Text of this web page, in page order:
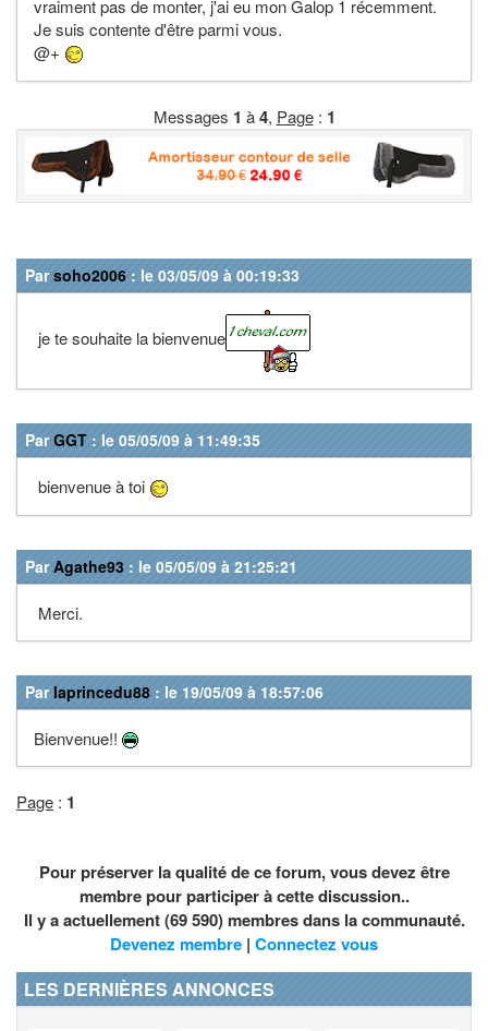
vraiment pas de monter, j'ai eu mon Galop 1 récemment.
Je suis contente d'être parmi vous.
@+
Messages 1 à4, Page: 1
Parsoho2006 : le 03/05/09 à 00:19:33
je te souhaite la bienvenue
ParGGT : le 05/05/09 à 11:49:35
bienvenue à toi
ParAgathe93 : le 05/05/09 à 21:25:21
Merci.
Par laprincedu88 : le 19/05/09 à 18:57:06
Bienvenue!!
Page : 1
Pour préserver la qualité de ce forum, vous devez être
membre pour participer à cette discussion..
Il y a actuellement (69 590) membres dans la communauté.
Devenez membre | Connectez vous
LES DERNIÈRES ANNONCES